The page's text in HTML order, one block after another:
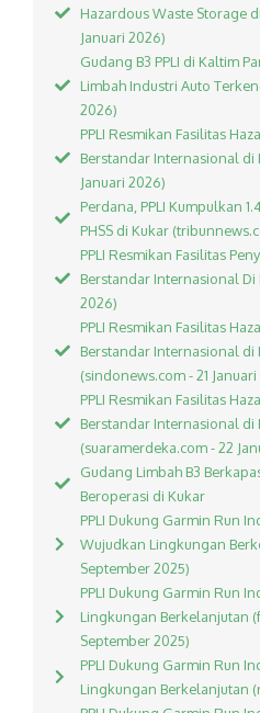
Hazardous Waste Storage
Januari 2026)
Gudang B3 PPLI di Kaltim
Limbah Industri Auto
2026)
PPLI Resmikan Fasilitas
Berstandar Internasional di
Januari 2026)
Perdana, PPLI Kumpulkan
PHSS di Kukar
PPLI Resmikan Fasilitas
Berstandar Internasional Di
2026)
PPLI Resmikan Fasilitas
Berstandar Internasional di
(sindonews.com - 21
PPLI Resmikan Fasilitas
Berstandar Internasional di
(suaramerdeka.com - 22
Gudang Limbah B3
Beroperasi di Kukar
PPLI Dukung Garmin Run
Wujudkan Lingkungan
September 2025)
PPLI Dukung Garmin Run
Lingkungan Berkelanjutan
September 2025)
PPLI Dukung Garmin Run
Lingkungan Berkelanjutan